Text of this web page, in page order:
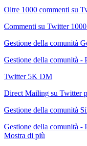
Oltre 1000 commenti su
Commenti su Twitter
Gestione della comunità
Gestione della comunità -
Twitter 5K DM
Direct Mailing su Twitter
Gestione della comunità
Gestione della comunità -
Mostra di più